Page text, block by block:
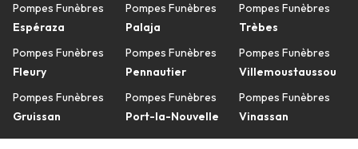
Pompes Funèbres
Espéraza
Pompes Funèbres
Fleury
Pompes Funèbres
Gruissan
Pompes Funèbres
Palaja
Pompes Funèbres
Pennautier
Pompes Funèbres
Port-la-Nouvelle
Pompes Funèbres
Trèbes
Pompes Funèbres
Villemoustaussou
Pompes Funèbres
Vinassan